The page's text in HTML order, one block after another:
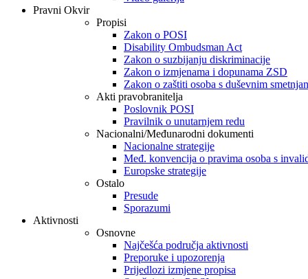
Pravni Okvir
Propisi
Zakon o POSI
Disability Ombudsman Act
Zakon o suzbijanju diskriminacije
Zakon o izmjenama i dopunama ZSD
Zakon o zaštiti osoba s duševnim
Akti pravobranitelja
Poslovnik POSI
Pravilnik o unutarnjem redu
Nacionalni/Međunarodni dokumenti
Nacionalne strategije
Međ. konvencija o pravima osoba s
Europske strategije
Ostalo
Presude
Sporazumi
Aktivnosti
Osnovne
Najčešća područja aktivnosti
Preporuke i upozorenja
Prijedlozi izmjene propisa